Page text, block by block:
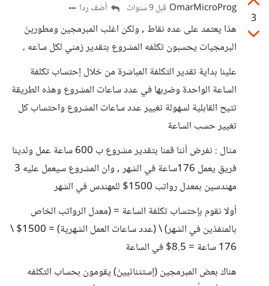
3
OmarMicroProg قبل 9 سنوات أضف ردا
هذا يعتمد على عده نقاط , ولكن اغلب المبرمجين ومطورينَ
البرمجيات يحسبون تكلفه المشروع بتقدير زمني لكل ساعه ،
علينا بداية تقدير التكلفة المباشرة من خلال إحتساب تكلفة
الساعة الواحدة وضربها في عدد ساعات المشروع وهذه الطريقة
تتيح القابلية لسهولة تغيير عدد ساعات المشروع واحتساب كل
تغيير حسب الساعة
مثال : نفرض أننا قمنا بتقدير مشروع ب 600 ساعة عمل ولدينا
فريق يعمل 176ساعة في الشهر , وان المشروع سيعمل عليه 3
مهندسين بمعدل رواتب 1500$ للمهندس في الشهر
أولا نقوم بإحتساب تكلفة الساعة = (معدل الرواتب الخاص
بالمنفذين في الشهر) \ (عدد ساعات العمل الشهرية) = 1500$ \
176 ساعة = 8.5$ في الساعة
هناك بعض المبرمجين (إستثنائيينَ) يقومون بحساب التكلفه